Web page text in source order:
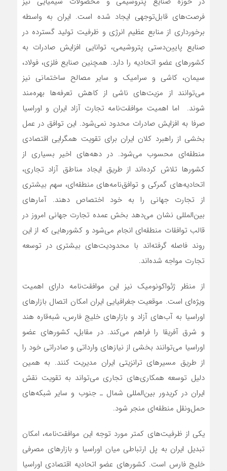
فرصت‌های قابل‌توجهی ایجاد شده است. ایران به واسطه
برخورداری از منابع عظیم انرژی و ظرفیت تولید گسترده در
صنایع پایین‌دستی پتروشیمی، توانایی افزایش صادرات به
کشورهای عضو اتحادیه را دارد. همچنین صنایع فلزی، فولاد،
سیمان، کاشی و سرامیک و سایر مصالح ساختمانی نیز
می‌توانند از مزیت‌های ناشی از کاهش تعرفه‌ها بهره‌مند
شوند. اما اهمیت موافقت‌نامه تجارت آزاد ایران و اوراسیا
صرفا به افزایش صادرات محدود نمی‌شود. این توافق در عمل
بخشی از راهبرد کلان ایران برای تقویت همگرایی اقتصادی
منطقه‌ای محسوب می‌شود. در دهه‌های اخیر بسیاری از
کشورها تلاش کرده‌اند از طریق ایجاد مناطق آزاد تجاری،
اتحادیه‌های گمرکی و توافق‌نامه‌های منطقه‌ای، سهم بیشتری
از تجارت جهانی را به خود اختصاص دهند. آمارهای
بین‌المللی نشان می‌دهد بخش عمده تجارت جهانی امروز در
قالب توافقات منطقه‌ای انجام می‌شود و کشورهایی که از این
روند فاصله گرفته‌اند با محدودیت‌های بیشتری در توسعه
تجارت مواجه شده‌اند.
از منظر ژئواکونومیک نیز این موافقت‌نامه دارای اهمیت
ویژه‌ای است. موقعیت جغرافیایی ایران امکان اتصال بازارهای
اوراسیا به آب‌های آزاد و بازارهای خلیج فارس، شبه‌قاره هند
و شرق آفریقا را فراهم می‌کند. در مقابل، کشورهای عضو
اوراسیا می‌توانند بخشی از نیازهای وارداتی و صادراتی خود را
از طریق مسیرهای ترانزیتی ایران مدیریت کنند. به همین
دلیل توسعه همکاری‌های تجاری می‌تواند به تقویت نقش
ایران در کریدور بین‌المللی شمال ـ جنوب و سایر شبکه‌های
حمل‌ونقل منطقه‌ای منجر شود.
یکی از ظرفیت‌های کمتر مورد توجه این موافقت‌نامه، امکان
تبدیل ایران به پل ارتباطی میان اوراسیا و بازارهای مصرفی
خلیج فارس است. کشورهای عضو اتحادیه اقتصادی اوراسیا